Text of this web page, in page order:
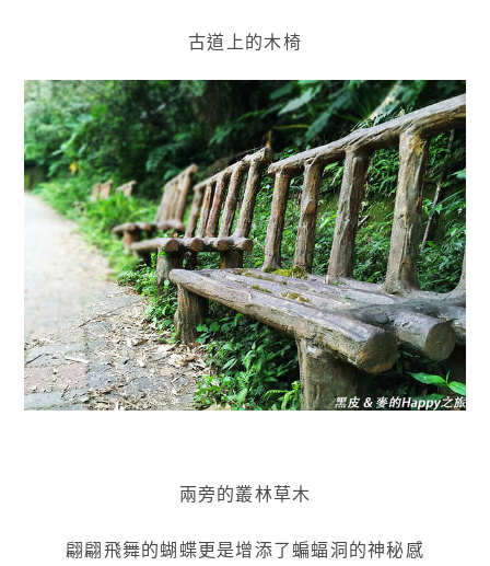
古道上的木椅
兩旁的叢林草木
翩翩飛舞的蝴蝶更是增添了蝙蝠洞的神秘感